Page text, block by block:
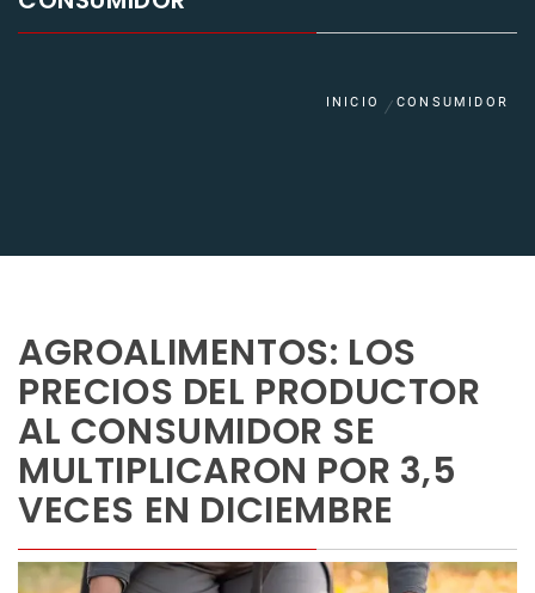
INICIO CONSUMIDOR
AGROALIMENTOS: LOS
PRECIOS DEL PRODUCTOR
AL CONSUMIDOR SE
MULTIPLICARON POR 3,5
VECES EN DICIEMBRE